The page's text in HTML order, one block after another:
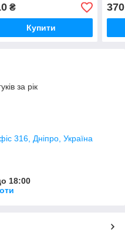
₴
Купити
370
за рік
316, Дніпро, Україна
18:00